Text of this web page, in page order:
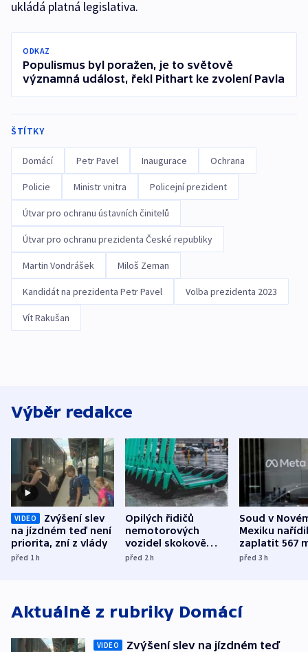
ukládá platná legislativa.
ODKAZ
Populismus byl poražen, je to světově
významná událost, řekl Pithart ke zvolení Pavla
ŠTÍTKY
Domácí Petr Pavel Inaugurace Ochrana
Policie Ministr vnitra Policejní prezident
Útvar pro ochranu ústavních činitelů
Útvar pro ochranu prezidenta České republiky
Martin Vondrášek Miloš Zeman
Kandidát na prezidenta Petr Pavel Volba prezidenta 2023
Vít Rakušan
Výběr redakce
VIDEO
Zvýšení slev
na jízdném teď není
priorita, zní z vlády
před 1h
Opilých řidičů
nemotorových
vozidel skokově
přibylo, nejvíc ve
před 2h
Soud v
Mexiku
zaplatit 567
dolarů kvůli
před 3h
Aktuálně z rubriky Domácí
VIDEO
Zvýšení slev na jízdném teď